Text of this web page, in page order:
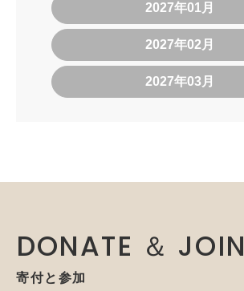
2027年01月
2027年02月
2027年03月
DONATE ＆ JOIN
寄付と参加